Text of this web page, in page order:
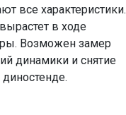
все характеристики.
в ходе
Возможен замер
динамики и снятие